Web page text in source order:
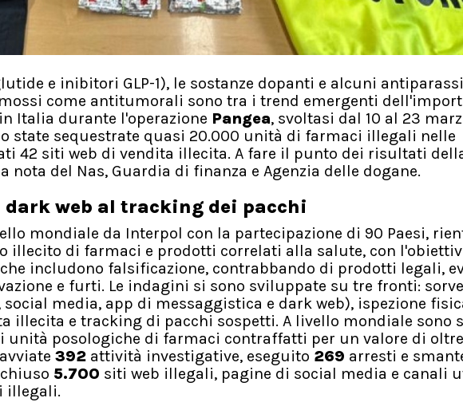
e inibitori GLP-1), le sostanze dopanti e alcuni
come antitumorali sono tra i trend emergenti
Italia durante l'operazione Pangea, svoltasi dal 10 al 23
state sequestrate quasi 20.000 unità di farmaci illegali nelle
42 siti web di vendita illecita. A fare il punto dei risultati
nota del Nas, Guardia di finanza e Agenzia delle dogane.
web al tracking dei pacchi
mondiale da Interpol con la partecipazione di 90 Paesi,
illecito di farmaci e prodotti correlati alla salute, con
includono falsificazione, contrabbando di prodotti legali,
e furti. Le indagini si sono sviluppate su tre fronti:
media, app di messaggistica e dark web), ispezione
illecita e tracking di pacchi sospetti. A livello mondiale sono
unità posologiche di farmaci contraffatti per un valore di oltre
392 attività investigative, eseguito 269 arresti e
5.700 siti web illegali, pagine di social media e canali
illegali.